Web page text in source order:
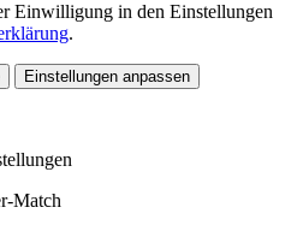
Einwilligung in den Einstellungen
.
Einstellungen anpassen
Match